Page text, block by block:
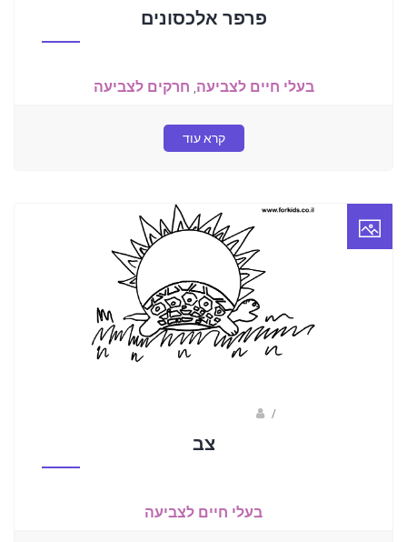
פרפר אלכסונים
בעלי חיים לצביעה, חרקים לצביעה
קרא עוד
/
צב
בעלי חיים לצביעה